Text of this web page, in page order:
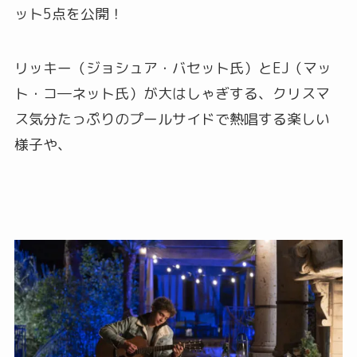
ット5点を公開！
リッキー（ジョシュア・バセット氏）とEJ（マッ
ト・コ―ネット氏）が大はしゃぎする、クリスマ
ス気分たっぷりのプールサイドで熱唱する楽しい
様子や、